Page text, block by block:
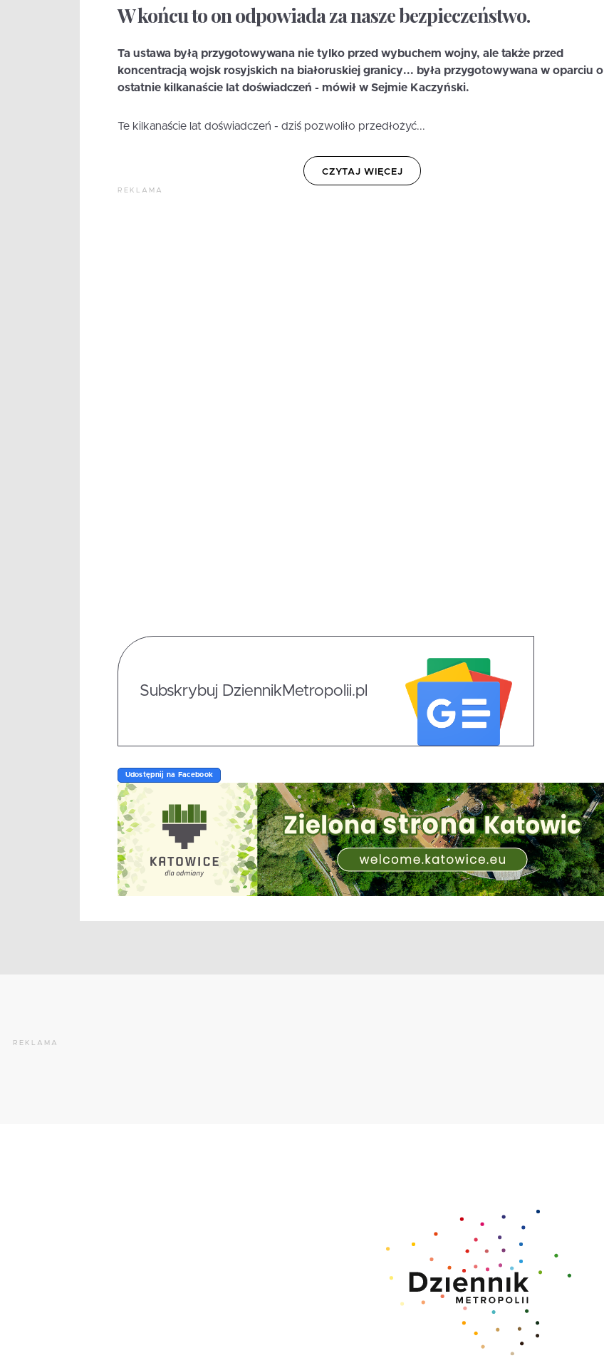
W końcu to on odpowiada za nasze bezpieczeństwo.
Ta ustawa byłą przygotowywana nie tylko przed wybuchem wojny, ale także przed
koncentracją wojsk rosyjskich na białoruskiej granicy... była przygotowywana w oparciu o
ostatnie kilkanaście lat doświadczeń - mówił w Sejmie Kaczyński.
Te kilkanaście lat doświadczeń - dziś pozwoliło przedłożyć...
CZYTAJ WIĘCEJ
REKLAMA
Subskrybuj DziennikMetropolii.pl
Udostępnij na Facebook
REKLAMA